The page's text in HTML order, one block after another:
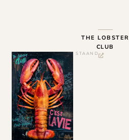
THE LOBSTER
CLUB
STAAND